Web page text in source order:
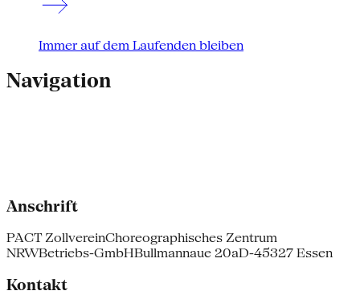
Immer auf dem Laufenden bleiben
Navigation
Anschrift
PACT ZollvereinChoreographisches Zentrum
NRWBetriebs-GmbHBullmannaue 20aD-45327 Essen
Kontakt